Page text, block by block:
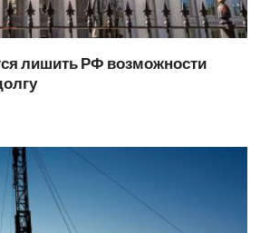
лишить РФ возможности